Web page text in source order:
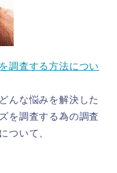
調査する方法につい
んな悩みを解決した
を調査する為の調査
ついて、